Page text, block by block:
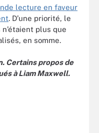
lecture en faveur
. D’une priorité, le
plus que
en somme.
Certains propos de
à Liam Maxwell.